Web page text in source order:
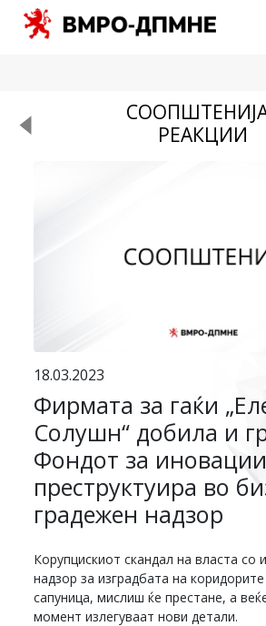
РЕАКЦИИ
18.03.2023
Фирмата за гаќи
Солушн“ добила и
Фондот за
преструктуира во
градежен надзор
Корупцискиот скандал на власта со
надзор за изградбата на
сапуница, мислиш ќе престане, а
момент излегуваат нови детали.